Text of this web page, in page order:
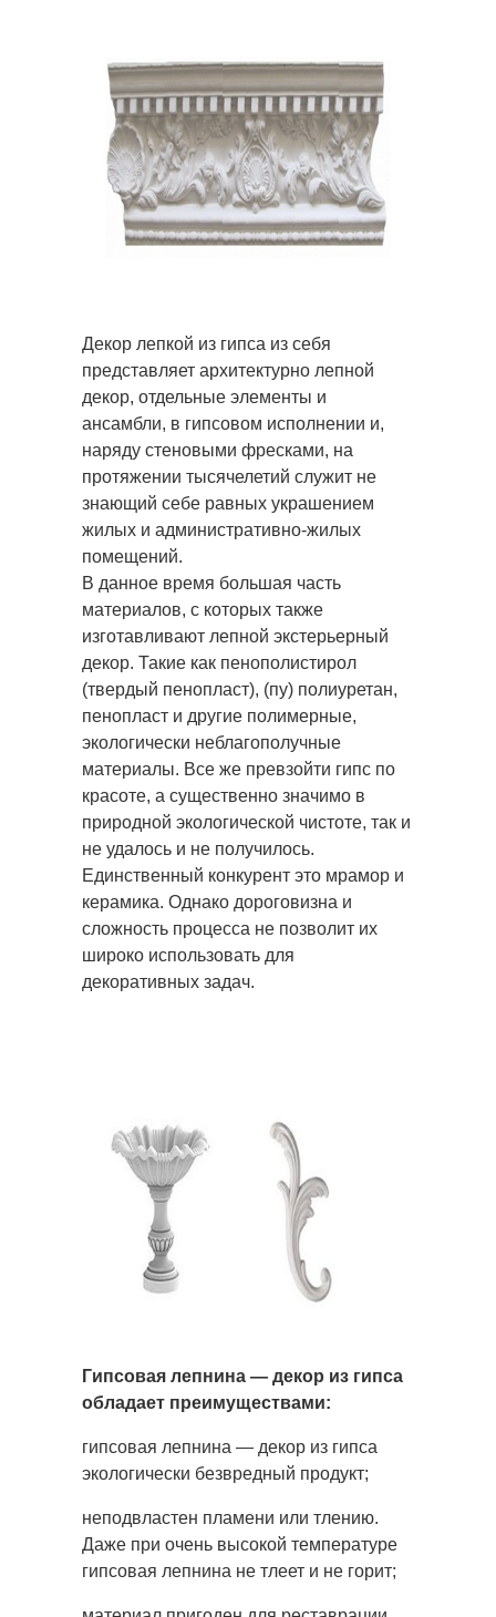
Декор лепкой из гипса из себя
представляет архитектурно лепной
декор, отдельные элементы и
ансамбли, в гипсовом исполнении и,
наряду стеновыми фресками, на
протяжении тысячелетий служит не
знающий себе равных украшением
жилых и административно-жилых
помещений.
В данное время большая часть
материалов, с которых также
изготавливают лепной экстерьерный
декор. Такие как пенополистирол
(твердый пенопласт), (пу) полиуретан,
пенопласт и другие полимерные,
экологически неблагополучные
материалы. Все же превзойти гипс по
красоте, а существенно значимо в
природной экологической чистоте, так и
не удалось и не получилось.
Единственный конкурент это мрамор и
керамика. Однако дороговизна и
сложность процесса не позволит их
широко использовать для
декоративных задач.
Гипсовая лепнина — декор из гипса
обладает преимуществами:
гипсовая лепнина — декор из гипса
экологически безвредный продукт;
неподвластен пламени или тлению.
Даже при очень высокой температуре
гипсовая лепнина не тлеет и не горит;